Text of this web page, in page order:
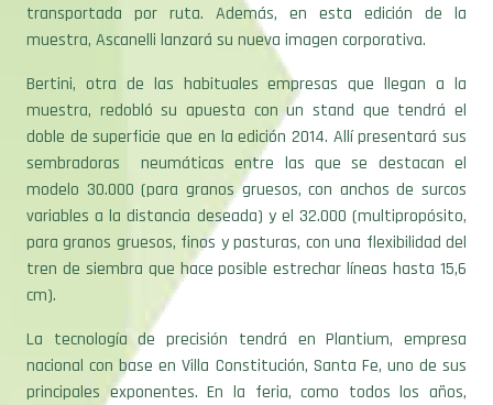
transportada por ruta. Además, en esta edición de la
muestra, Ascanelli lanzará su nueva imagen corporativa.
Bertini, otra de las habituales empresas que llegan a la
muestra, redobló su apuesta con un stand que tendrá el
doble de superficie que en la edición 2014. Allí presentará sus
sembradoras neumáticas entre las que se destacan el
modelo 30.000 (para granos gruesos, con anchos de surcos
variables a la distancia deseada) y el 32.000 (multipropósito,
para granos gruesos, finos y pasturas, con una flexibilidad del
tren de siembra que hace posible estrechar líneas hasta 15,6
cm).
La tecnología de precisión tendrá en Plantium, empresa
nacional con base en Villa Constitución, Santa Fe, uno de sus
principales exponentes. En la feria, como todos los años,